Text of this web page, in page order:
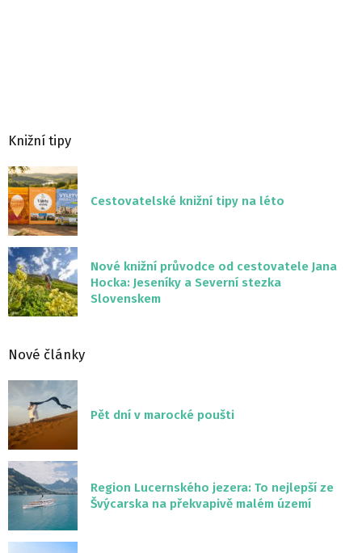
Knižní tipy
Cestovatelské knižní tipy na léto
Nové knižní průvodce od cestovatele Jana
Hocka: Jeseníky a Severní stezka
Slovenskem
Nové články
Pět dní v marocké poušti
Region Lucernského jezera: To nejlepší ze
Švýcarska na překvapivě malém území